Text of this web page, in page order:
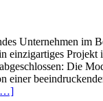
Unternehmen im
einzigartiges Projekt
Die
einer